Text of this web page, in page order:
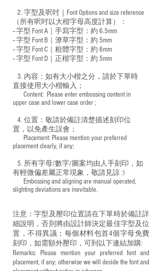
2. 字型及呎吋｜ Font Options and size reference
（所有呎吋以大楷字母高度計算）：
-- 字型 Font A｜手寫字型：約 6.5mm
-- 字型 Font B｜潦草字型： 約 5mm
-- 字型 Font C｜粗體字型：約 6mm
-- 字型 Font D｜正楷字型： 約 5mm
3. 內容：如有大小楷之分，請於下單時
直接使用大小楷輸入；
​ Content: Please enter embossing content in
upper case and lower case order ;
4. 位置：敬請於備註清楚描述刻印位
置，以免產生誤會；
​ Placement: Please mention your preferred
placement clearly, if any;
5. 所有字母/數字/圖案均由人手刻印，如
有輕微偏差屬正常現象，敬請見諒 :)
​ Embossing and aligning are manual operated,
slighting deviations are inevitable.
注意：字型及壓印位置請在下單時於備註詳
細說明，否則將由設計師決定最佳字型及位
置，不得異議；每個材料包首4個字母免費
刻印，如需額外壓印，可到以下連結加購:
Remarks: Please mention your preferred font and
placement, if any; otherwise we will decide the font and